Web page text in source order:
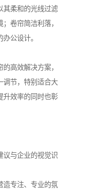
其柔和的光线过滤
卷帘简洁利落，
公设计。
高效解决方案，
调节，特别适合大
升效率的同时也彰
议与企业的视觉识
造专注、专业的氛